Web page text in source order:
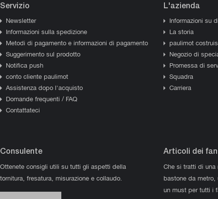
Servizio
Newsletter
Informazioni sulla spedizione
Metodi di pagamento e informazioni di pagamento
Suggerimento sul prodotto
Notifica push
conto cliente paulimot
Assistenza dopo l'acquisto
Domande frequenti / FAQ
Contattateci
L'azienda
Informazioni su
La storia
paulimot
Negozio di
Promessa di
Squadra
Carriera
Consulente
Ottenete consigli utili su tutti gli aspetti della
tornitura, fresatura, misurazione e collaudo.
Articoli dei fan
Che si tratti di
bastone da metro,
un must per tutti i